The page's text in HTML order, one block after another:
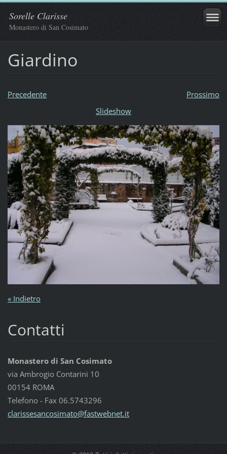
Sorelle Clarisse
Monastero di San Cosimato
Giardino
Precedente
Prossimo
Slideshow
« Indietro
Contatti
Monastero di San Cosimato
via Ambrogio Contarini 10
00154 ROMA
Telefono - Fax 06.5743296
clarissesancosimato@fastwebnet.it